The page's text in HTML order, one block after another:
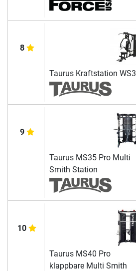
8
Taurus Kraftstation WS3
9
Taurus MS35 Pro Multi
Smith Station
10
Taurus MS40 Pro
klappbare Multi Smith